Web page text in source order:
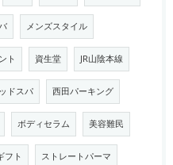
メンズスタイル
ト 資生堂 JR山陰本線
ドスパ 西田パーキング
ボディセラム 美容難民
フト ストレートパーマ